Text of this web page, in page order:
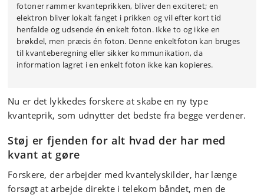
fotoner rammer kvanteprikken, bliver den exciteret; en
elektron bliver lokalt fanget i prikken og vil efter kort tid
henfalde og udsende én enkelt foton. Ikke to og ikke en
brøkdel, men præcis én foton. Denne enkeltfoton kan bruges
til kvanteberegning eller sikker kommunikation, da
information lagret i en enkelt foton ikke kan kopieres.
Nu er det lykkedes forskere at skabe en ny type
kvanteprik, som udnytter det bedste fra begge verdener.
Støj er fjenden for alt hvad der har med
kvant at gøre
Forskere, der arbejder med kvantelyskilder, har længe
forsøgt at arbejde direkte i telekom båndet, men de